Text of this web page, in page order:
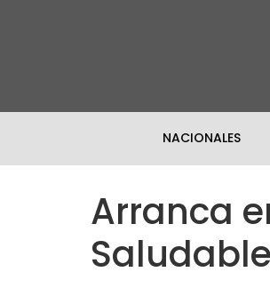
NACIONALES
Arranca